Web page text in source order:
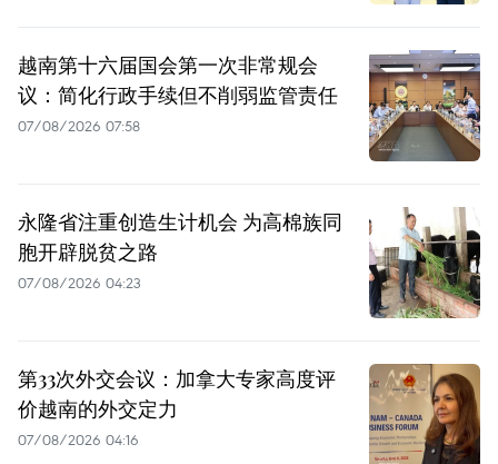
越南第十六届国会第一次非常规会
议：简化行政手续但不削弱监管责任
07/08/2026 07:58
永隆省注重创造生计机会 为高棉族同
胞开辟脱贫之路
07/08/2026 04:23
第33次外交会议：加拿大专家高度评
价越南的外交定力
07/08/2026 04:16